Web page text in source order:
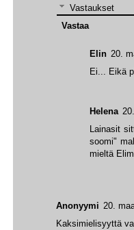
Anonyymi 20.
Kaksimielisyyttä
Vastaukset
Elin 20.
Ei... Eikä
Helena
Lainasit
soomi"
mieltä
Vastaa